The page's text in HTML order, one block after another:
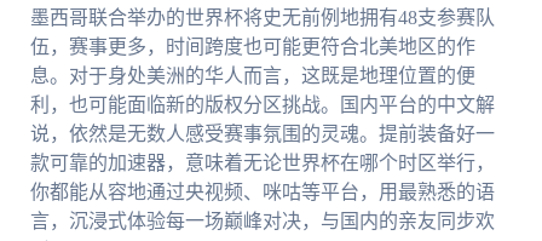
墨西哥联合举办的世界杯将史无前例地拥有48支参赛队
伍，赛事更多，时间跨度也可能更符合北美地区的作
息。对于身处美洲的华人而言，这既是地理位置的便
利，也可能面临新的版权分区挑战。国内平台的中文解
说，依然是无数人感受赛事氛围的灵魂。提前装备好一
款可靠的加速器，意味着无论世界杯在哪个时区举行，
你都能从容地通过央视频、咪咕等平台，用最熟悉的语
言，沉浸式体验每一场巅峰对决，与国内的亲友同步欢